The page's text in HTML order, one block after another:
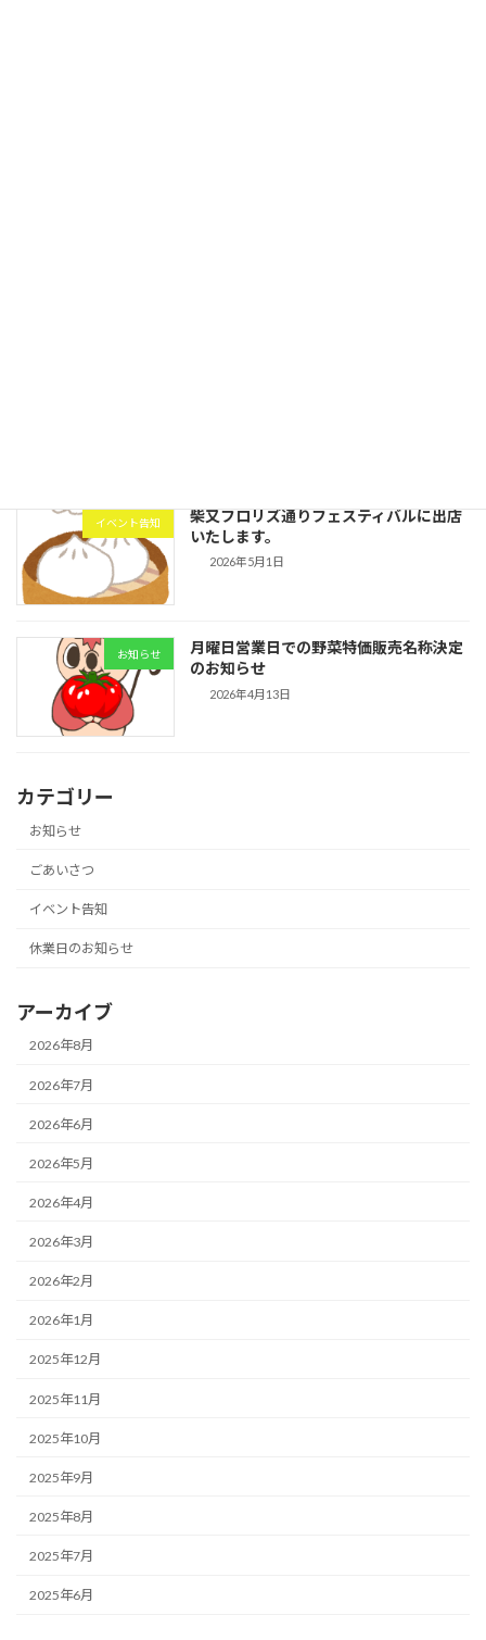
イベント告知
柴又フロリズ通りフェスティバルに出店
いたします。
2026年5月1日
お知らせ
月曜日営業日での野菜特価販売名称決定
のお知らせ
2026年4月13日
カテゴリー
お知らせ
ごあいさつ
イベント告知
休業日のお知らせ
アーカイブ
2026年8月
2026年7月
2026年6月
2026年5月
2026年4月
2026年3月
2026年2月
2026年1月
2025年12月
2025年11月
2025年10月
2025年9月
2025年8月
2025年7月
2025年6月